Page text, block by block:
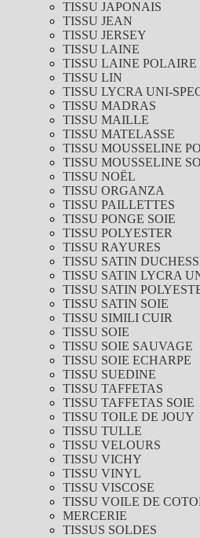
TISSU JAPONAIS
TISSU JEAN
TISSU JERSEY
TISSU LAINE
TISSU LAINE POLAIRE
TISSU LIN
TISSU LYCRA UNI-
TISSU MADRAS
TISSU MAILLE
TISSU MATELASSE
TISSU MOUSSELINE
TISSU MOUSSELINE
TISSU NOËL
TISSU ORGANZA
TISSU PAILLETTES
TISSU PONGE SOIE
TISSU POLYESTER
TISSU RAYURES
TISSU SATIN
TISSU SATIN LYCRA
TISSU SATIN
TISSU SATIN SOIE
TISSU SIMILI CUIR
TISSU SOIE
TISSU SOIE SAUVAGE
TISSU SOIE ECHARPE
TISSU SUEDINE
TISSU TAFFETAS
TISSU TAFFETAS SOIE
TISSU TOILE DE JOUY
TISSU TULLE
TISSU VELOURS
TISSU VICHY
TISSU VINYL
TISSU VISCOSE
TISSU VOILE DE
MERCERIE
TISSUS SOLDES